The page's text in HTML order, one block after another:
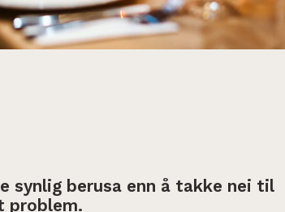
synlig berusa enn å takke nei til
problem.